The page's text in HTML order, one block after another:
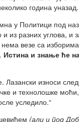
година уназад.
у Политици под
из разних углова, и
везе са
Истина и знање ће
Лазански износи
и технолошке
уследило.“
(али и под